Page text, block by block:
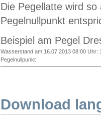
Die Pegellatte wird
Pegelnullpunkt
Beispiel am Pegel
Wasserstand am 16.07.2013 08:00 Uhr:
Pegelnullpunkt
Download